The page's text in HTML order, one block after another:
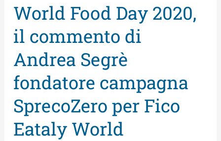
World Food Day 2020,
il commento di
Andrea Segrè
fondatore campagna
SprecoZero per Fico
Eataly World
World
Day
2020,
commento
di
Andrea
Segrè